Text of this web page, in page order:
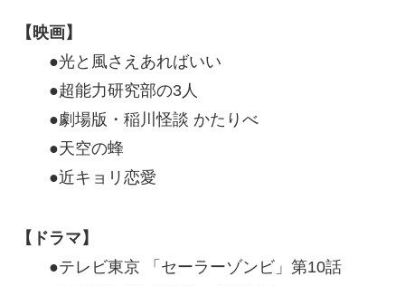
【映画】
●光と風さえあればいい
●超能力研究部の3人
●劇場版・稲川怪談 かたりべ
●天空の蜂
●近キョリ恋愛
【ドラマ】
●テレビ東京 「セーラーゾンビ」第10話